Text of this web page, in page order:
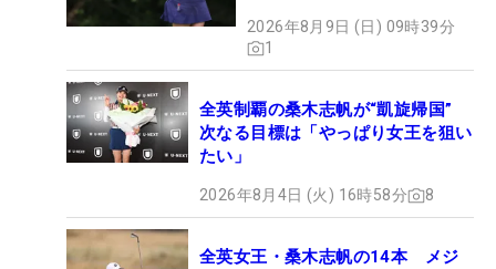
2026年8月9日 (日) 09時39分
1
全英制覇の桑木志帆が“凱旋帰国”
次なる目標は「やっぱり女王を狙い
たい」
2026年8月4日 (火) 16時58分 8
全英女王・桑木志帆の14本 メジ